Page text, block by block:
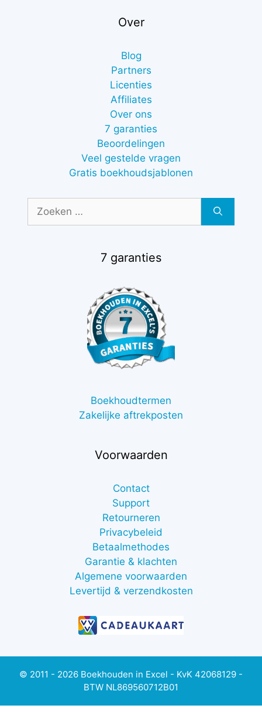
Over
Blog
Partners
Licenties
Affiliates
Over ons
7 garanties
Beoordelingen
Veel gestelde vragen
Gratis boekhoudsjablonen
naar:
7 garanties
Boekhoudtermen
Zakelijke aftrekposten
Voorwaarden
Contact
Support
Retourneren
Privacybeleid
Betaalmethodes
Garantie & klachten
Algemene voorwaarden
Levertijd & verzendkosten
© 2011 - 2026 Boekhouden in Excel - KvK 42068129 -
BTW NL869560712B01